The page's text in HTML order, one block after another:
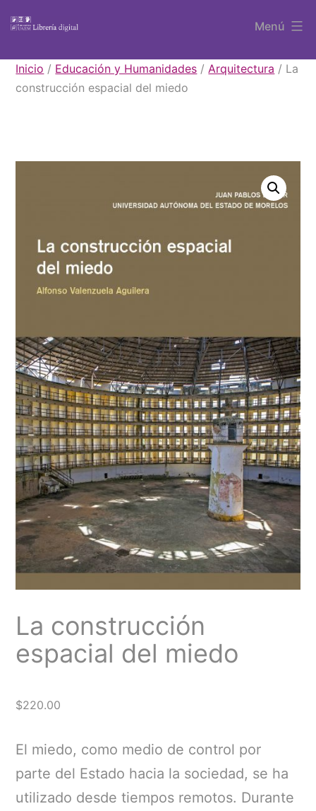
contenido
Libros
UAEM
Menú
Inicio / Educación y Humanidades /Arquitectura / La
construcción espacial del miedo
La construcción
espacial del miedo
$220.00
El miedo, como medio de control por
parte del Estado hacia la sociedad, se ha
utilizado desde tiempos remotos. Durante